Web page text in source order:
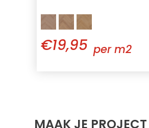
€19,95 per m2
MAAK JE